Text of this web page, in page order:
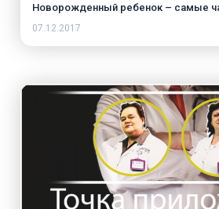
Новорожденный ребенок – самые
07.12.2017